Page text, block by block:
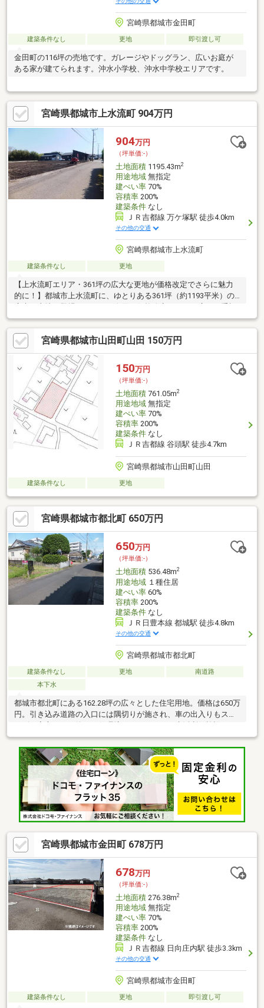
宮崎県都城市金田町
建築条件なし 更地 即引渡し可
金田町の116坪の売地です。ガレージやドッグラン、広いお庭が
ある家が建てられます。沖水小学校、沖水中学校エリアです。
宮崎県都城市上水流町 904万円
904万円
（坪単価:-）
土地面積1195.43m2
用途地域無指定
建ぺい率70%
容積率200%
建築条件なし
ＪＲ吉都線 万ケ塚駅 徒歩4.0km
その他の交通
宮崎県都城市上水流町
建築条件なし 更地
【上水流町エリア・361坪の広大な更地が価格改定でさらに魅力
的に！】都城市上水流町に、ゆとりある361坪（約1193平米）の
される方にとってさらにお求めやすい条件となっています。これ
だけの面積があれば、平屋を建てても広大な庭や駐車場を確保で
き、家庭菜園やドッグラン、大型ガレージの設置など、趣味を存
分に楽しめるプランが可能です。また、更地渡しのため解体費用
の心配がなく、スムーズに建築・活用計画を進められるのも嬉し
いポイント。建築条件はございませんので、お好きなハウスメー
カー様での建築はもちろん、資材置場や事業用地としての活用も
ご検討いただけます。
宮崎県都城市山田町山田 150万円
150万円
（坪単価:-）
土地面積761.05m2
用途地域無指定
建ぺい率70%
容積率200%
建築条件なし
ＪＲ吉都線 谷頭駅 徒歩4.7km
宮崎県都城市山田町山田
建築条件なし 更地
宮崎県都城市都北町 650万円
650万円
（坪単価:-）
土地面積536.48m2
用途地域１種住居
建ぺい率60%
容積率200%
建築条件なし
ＪＲ日豊本線 都城駅 徒歩4.8km
その他の交通
宮崎県都城市都北町
建築条件なし 更地
南道路
本下水
都城市都北町にある162.28坪の広々とした住宅用地。価格は650万
円。引き込み道路の入口には隅切りが施され、車の出入りもスム
ーズで安心です。静かな住環境でありながら、生活利便施設への
アクセスも良好。家族の暮らしにぴったりな落ち着いた立地で、
理想の住まいづくりが可能です。ゆとりある敷地では、庭付き一
戸建てや平屋などライフスタイルに合わせた自由な設計が楽しめ
ます。
宮崎県都城市金田町 678万円
678万円
（坪単価:-）
土地面積276.38m2
用途地域無指定
建ぺい率70%
容積率200%
建築条件なし
ＪＲ吉都線 日向庄内駅 徒歩3.3km
その他の交通
宮崎県都城市金田町
建築条件なし 更地 即引渡し可